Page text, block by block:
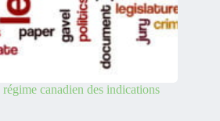
canadien des indications